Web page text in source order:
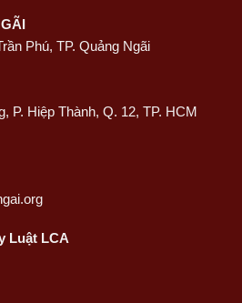
Phú, TP. Quảng Ngãi
P. Hiệp Thành, Q. 12, TP. HCM
Luật LCA